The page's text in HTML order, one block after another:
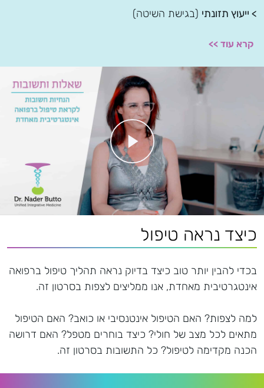
> ייעוץ תזונתי (בגישת השיטה)
קרא עוד >>
כיצד נראה טיפול
בכדי להבין יותר טוב כיצד בדיוק נראה תהליך טיפול ברפואה
אינטגרטיבית מאחדת, אנו ממליצים לצפות בסרטון זה.
למה לצפות? האם הטיפול אינטנסיבי או כואב? האם הטיפול
מתאים לכל מצב של חולי? כיצד בוחרים מטפל? האם דרושה
הכנה מקדימה לטיפול? כל התשובות בסרטון זה.